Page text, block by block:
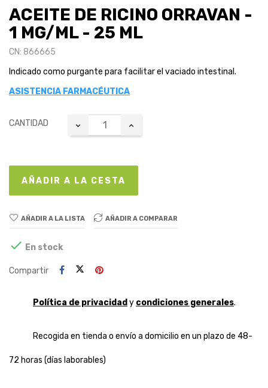
ACEITE DE RICINO ORRAVAN -
1 MG/ML - 25 ML
CN: 866665
Indicado como purgante para facilitar el vaciado intestinal.
ASISTENCIA FARMACÉUTICA
CANTIDAD
AÑADIR A LA CESTA
AÑADIR A LA LISTA AÑADIR A COMPARAR
 En stock
Compartir
Política de privacidad y condiciones generales.
Recogida en tienda o envío a domicilio en un plazo de 48-
72 horas (días laborables)